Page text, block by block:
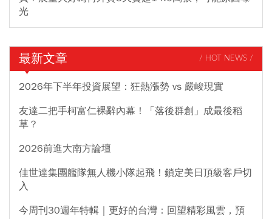
光
最新文章 / HOT NEWS /
2026年下半年投資展望：狂熱漲勢 vs 嚴峻現實
友達二把手柯富仁裸辭內幕！「落後群創」成最後稻
草？
2026前進大南方論壇
佳世達集團艦隊無人機小隊起飛！鎖定美日頂級客戶切
入
今周刊30週年特輯｜更好的台灣：回望精彩風雲，預